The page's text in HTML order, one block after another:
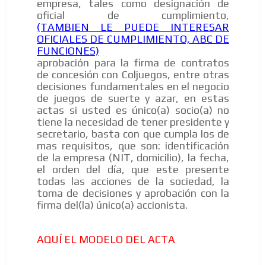
empresa, tales como designación de
oficial de cumplimiento,
(TAMBIEN LE PUEDE INTERESAR
OFICIALES DE CUMPLIMIENTO, ABC DE
FUNCIONES)
aprobación para la firma de contratos
de concesión con Coljuegos, entre otras
decisiones fundamentales en el negocio
de juegos de suerte y azar, en estas
actas si usted es único(a) socio(a) no
tiene la necesidad de tener presidente y
secretario, basta con que cumpla los de
mas requisitos, que son: identificación
de la empresa (NIT, domicilio), la fecha,
el orden del día, que este presente
todas las acciones de la sociedad, la
toma de decisiones y aprobación con la
firma del(la) único(a) accionista.
AQUÍ EL MODELO DEL ACTA